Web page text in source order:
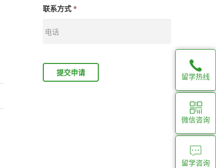
联系方式 *
留学热线
微信咨询
留学咨询